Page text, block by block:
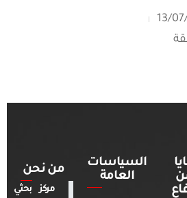
13/
السياسات
العامة
من نحن
مركز بحثي